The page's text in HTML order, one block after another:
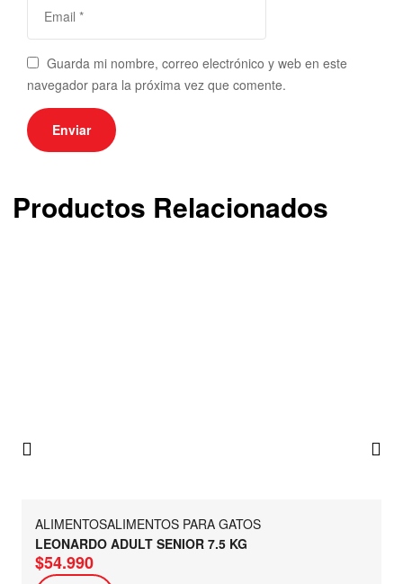
Guarda mi nombre, correo electrónico y web en este
navegador para la próxima vez que comente.
Productos Relacionados
ALIMENTOSALIMENTOS PARA GATOS
LEONARDO ADULT SENIOR 7.5 KG
$54.990